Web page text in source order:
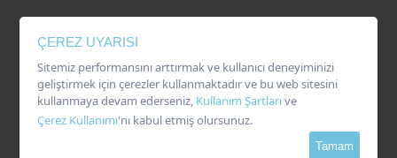
Çerez Kullanımı
Kullanım Şartları
ÇEREZ UYARISI
Sitemiz performansını arttırmak ve kullanıcı deneyiminizi
geliştirmek için çerezler kullanmaktadır ve bu web sitesini
kullanmaya devam ederseniz, Kullanım Şartlarıve
Çerez Kullanımı'nı kabul etmiş olursunuz.
Tamam